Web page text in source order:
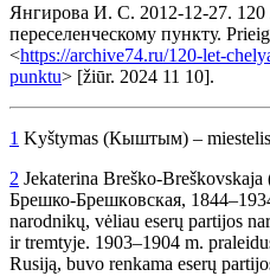
Янгирова И. С. 2012-12-27. 120
переселенческому пункту.
<https://archive74.ru/120-let-
punktu> [žiūr. 2024 11 10].
1 Kyštymas (Кыштым) –
2 Jekaterina Breško-
Брeшко-Брешкoвская,
narodnikų, vėliau eserų partijos
ir tremtyje. 1903–1904 m.
Rusiją, buvo renkama eserų